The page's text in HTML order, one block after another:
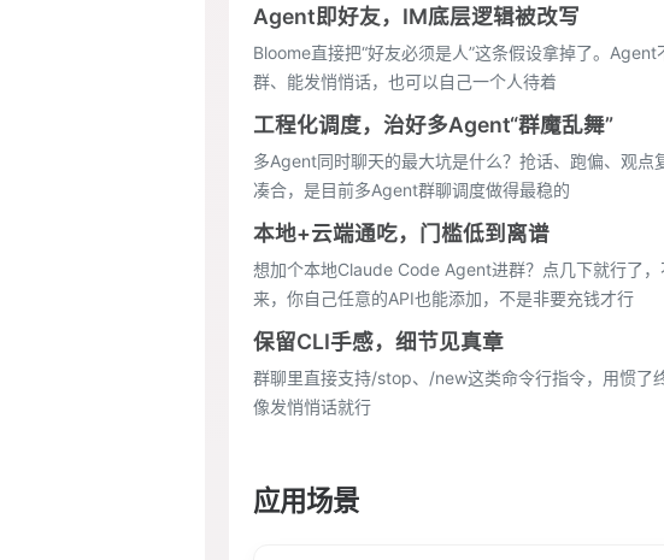
Agent即好友，IM底层逻辑被改写
Bloome直接把“好友必须是人”这条假设拿掉了。
群、能发悄悄话，也可以自己一个人待着
工程化调度，治好多Agent“群魔乱舞”
多Agent同时聊天的最大坑是什么？抢话、跑偏、观
凑合，是目前多Agent群聊调度做得最稳的
本地+云端通吃，门槛低到离谱
想加个本地Claude Code Agent进群？点几下就行了
来，你自己任意的API也能添加，不是非要充钱才行
保留CLI手感，细节见真章
群聊里直接支持/stop、/new这类命令行指令，用惯了
像发悄悄话就行
应用场景